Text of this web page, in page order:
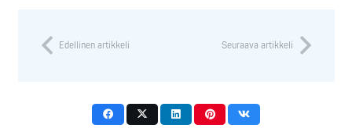
Edellinen artikkeli Seuraava artikkeli